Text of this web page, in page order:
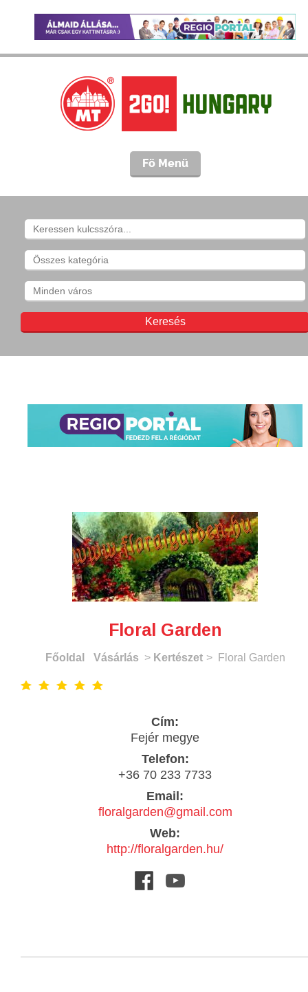
Fö Menü
Floral Garden
Főoldal Vásárlás > Kertészet > Floral Garden
Cím:
Fejér megye
Telefon:
+36 70 233 7733
Email:
floralgarden@gmail.com
Web:
http://floralgarden.hu/